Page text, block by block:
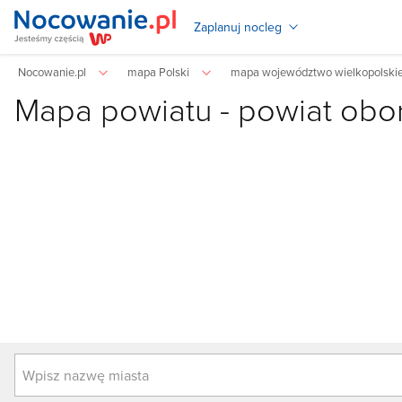
Zaplanuj nocleg
Nocowanie.pl mapa Polski mapa województwo
Mapa powiatu - powiat